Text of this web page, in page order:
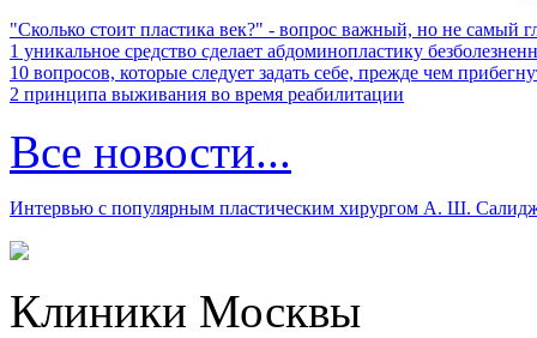
"Сколько стоит пластика век?" ‑ вопрос важный, но не самый
1 уникальное средство сделает абдоминопластику
10 вопросов, которые следует задать себе, прежде чем
2 принципа выживания во время реабилитации
Все новости...
Интервью с популярным пластическим хирургом А. Ш.
Клиники Москвы